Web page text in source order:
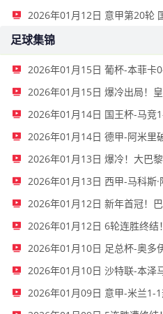
2026年01月12日 意甲第20轮
足球集锦
2026年01月10日 沙特联-本泽